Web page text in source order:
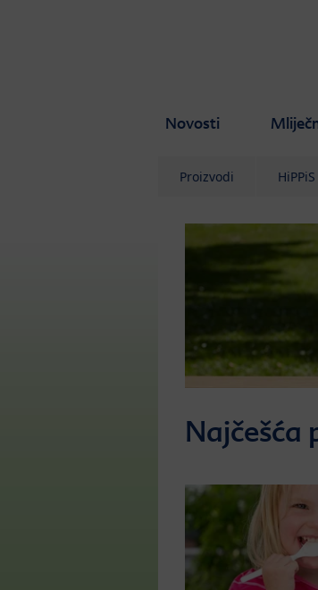
Novosti
Proizvodi HiPPiS
Najčešća